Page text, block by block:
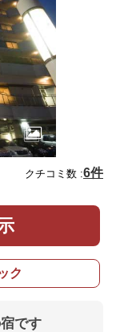
クチコミ数 :6件
ク
です